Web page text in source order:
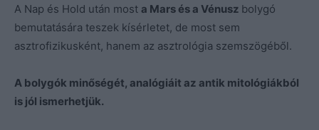
A Nap és Hold után most a Mars és a Vénusz bolygó
bemutatására teszek kísérletet, de most sem
asztrofizikusként, hanem az asztrológia szemszögéből.
A bolygók minőségét, analógiáit az antik mitológiákból
is jól ismerhetjük.